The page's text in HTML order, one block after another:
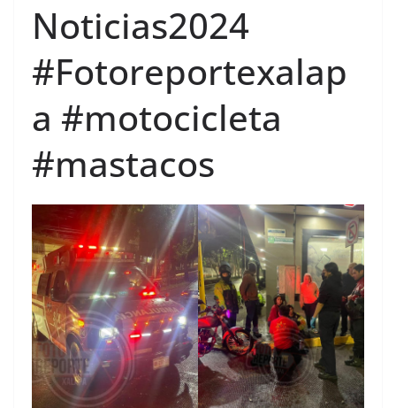
Noticias2024
#Fotoreportexalap
a #motocicleta
#mastacos